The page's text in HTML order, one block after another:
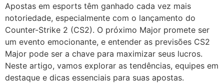
Apostas em esports têm ganhado cada vez mais
notoriedade, especialmente com o lançamento do
Counter-Strike 2 (CS2). O próximo Major promete ser
um evento emocionante, e entender as previsões CS2
Major pode ser a chave para maximizar seus lucros.
Neste artigo, vamos explorar as tendências, equipes em
destaque e dicas essenciais para suas apostas.